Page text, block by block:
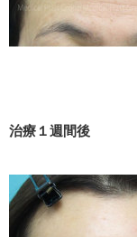
治療１週間後